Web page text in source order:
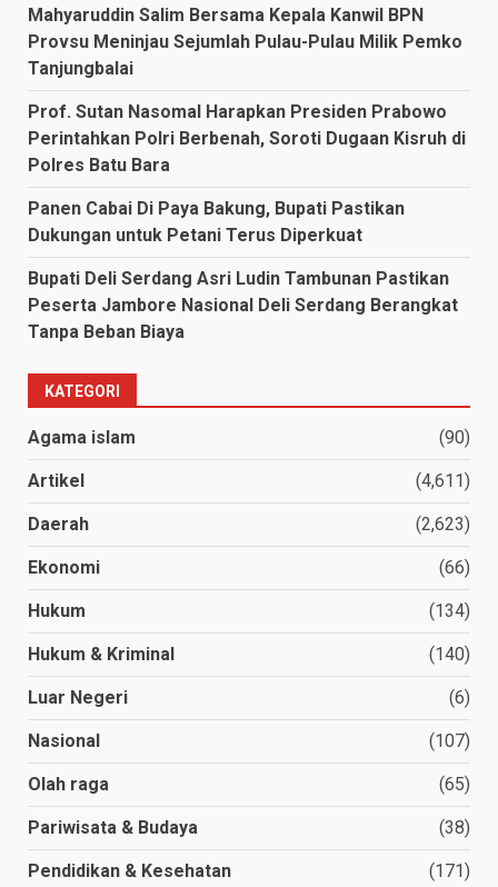
Mahyaruddin Salim Bersama Kepala Kanwil BPN
Provsu Meninjau Sejumlah Pulau-Pulau Milik Pemko
Tanjungbalai
Prof. Sutan Nasomal Harapkan Presiden Prabowo
Perintahkan Polri Berbenah, Soroti Dugaan Kisruh di
Polres Batu Bara
Panen Cabai Di Paya Bakung, Bupati Pastikan
Dukungan untuk Petani Terus Diperkuat
Bupati Deli Serdang Asri Ludin Tambunan Pastikan
Peserta Jambore Nasional Deli Serdang Berangkat
Tanpa Beban Biaya
KATEGORI
Agama islam (90)
Artikel (4,611)
Daerah (2,623)
Ekonomi (66)
Hukum (134)
Hukum & Kriminal (140)
Luar Negeri (6)
Nasional (107)
Olah raga (65)
Pariwisata & Budaya (38)
Pendidikan & Kesehatan
(171)